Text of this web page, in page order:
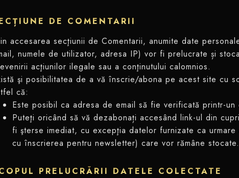
DE COMENTARII
accesarea secţiunii de Comentarii, anumite date
numele de utilizator, adresa IP) vor fi prelucrate și
acţiunilor ilegale sau a conţinutului calomnios.
şi posibilitatea de a vă înscrie/abona pe acest site cu
că:
Este posibil ca adresa de email să fie verificată printr-un
Puteţi oricând să vă dezabonați accesând link-ul din
fi şterse imediat, cu excepţia datelor furnizate ca
cu înscrierea pentru newsletter) care vor rămâne stocate.
PRELUCRĂRII DATELE COLECTATE